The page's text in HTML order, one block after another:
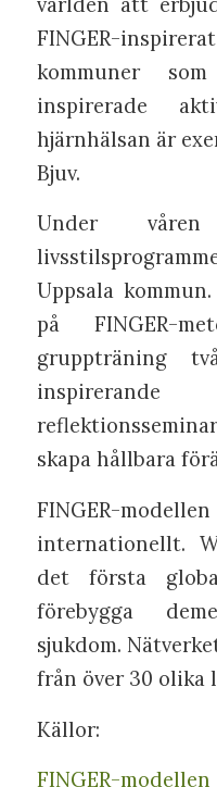
FINGER-
kommuner
inspirerade
hjärnhälsan är
Bjuv.
Under
Uppsala
på FINGER-
gruppträning
skapa hållbara
FINGER-
internationellt.
det första
förebygga
sjukdom.
från över 30 olika
Källor:
FINGER-modellen